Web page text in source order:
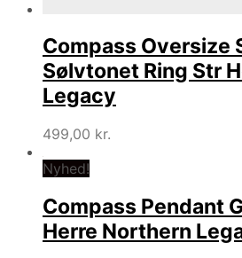
Compass Oversize
Sølvtonet Ring Str
Legacy
499,00 kr.
Nyhed!
Compass Pendant
Herre Northern